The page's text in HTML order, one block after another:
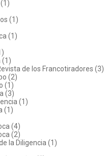
(1)
(1)
(1)
de los Francotiradores (3)
(2)
(1)
(3)
(1)
(1)
(4)
(2)
la Diligencia (1)